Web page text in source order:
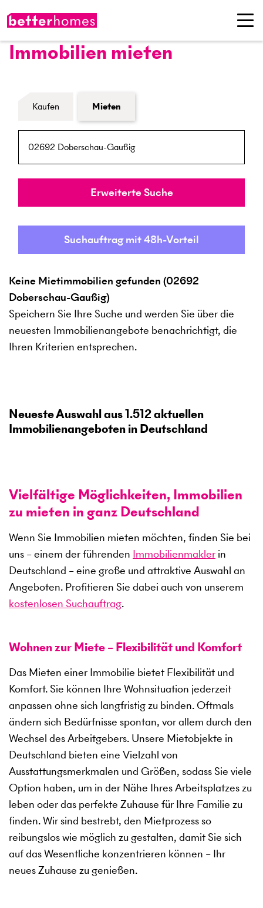
Immobilien mieten
Formular Immobiliensuche
Kaufen Mieten
Umkreis
Erweiterte Suche
Suchauftrag mit 48h-Vorteil
Keine Mietimmobilien gefunden (02692
Doberschau-Gaußig)
Speichern Sie Ihre Suche und werden Sie über die
neuesten Immobilienangebote benachrichtigt, die
Ihren Kriterien entsprechen.
Neueste Auswahl aus1.512aktuellen
Immobilienangeboten in Deutschland
Vielfältige Möglichkeiten, Immobilien
zu mieten in ganz Deutschland
Wenn Sie Immobilien mieten möchten, finden Sie bei
uns – einem der führenden Immobilienmakler in
Deutschland – eine große und attraktive Auswahl an
Angeboten. Profitieren Sie dabei auch von unserem
kostenlosen Suchauftrag.
Wohnen zur Miete – Flexibilität und Komfort
Das Mieten einer Immobilie bietet Flexibilität und
Komfort. Sie können Ihre Wohnsituation jederzeit
anpassen ohne sich langfristig zu binden. Oftmals
ändern sich Bedürfnisse spontan, vor allem durch den
Wechsel des Arbeitgebers. Unsere Mietobjekte in
Deutschland bieten eine Vielzahl von
Ausstattungsmerkmalen und Größen, sodass Sie viele
Option haben, um in der Nähe Ihres Arbeitsplatzes zu
leben oder das perfekte Zuhause für Ihre Familie zu
finden. Wir sind bestrebt, den Mietprozess so
reibungslos wie möglich zu gestalten, damit Sie sich
auf das Wesentliche konzentrieren können – Ihr
neues Zuhause zu genießen.